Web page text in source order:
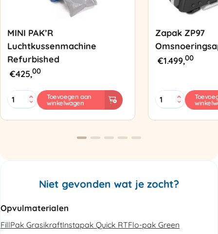
MINI PAK’R
Luchtkussenmachine
Refurbished
€425,00
MINI
PAK'R
Refurbished
Toevoegen aan
winkelwagen
Zapak ZP97
€1.499,00
Zapak
ZP97
aantal
Niet gevonden wat je zocht?
Opvulmaterialen
FillPak GrasikraftInstapak Quick RTFlo-pak Green